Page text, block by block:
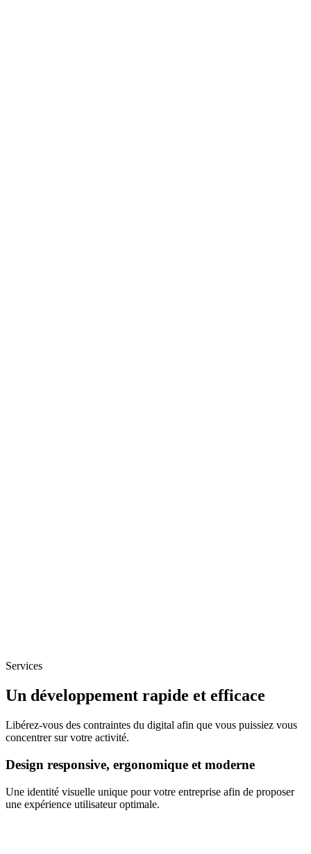
Services
Un développement rapide et efficace
Libérez-vous des contraintes du digital afin que vous puissiez vous
concentrer sur votre activité.
Design responsive, ergonomique et moderne
Une identité visuelle unique pour votre entreprise afin de proposer
une expérience utilisateur optimale.